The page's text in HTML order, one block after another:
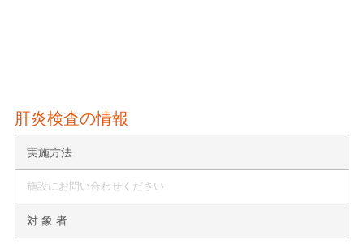
肝炎検査の情報
実施方法
施設にお問い合わせください
対 象 者